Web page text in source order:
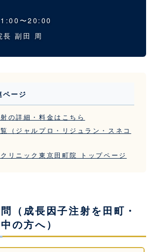
〜20:00
長 副田 周
ページ
の詳細・料金はこちら
（ジャルプロ・リジュラン・スネコ
リニック東京田町院 トップページ
（成長因子注射を田町・
の方へ）